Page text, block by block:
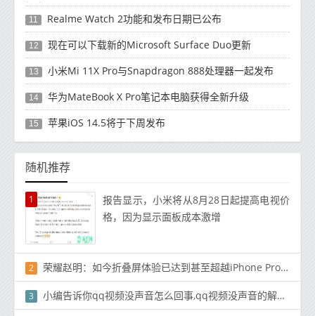
11 Realme Watch 2功能和发布日期已公布
12 现在可以下载新的Microsoft Surface Duo更新
13 小米Mi 11X Pro与Snapdragon 888处理器一起发布
14 华为MateBook X Pro笔记本电脑获得全新升级
15 苹果iOS 14.5将于下周发布
随机推荐
1
报告显示，小米将从8月28日起提高电视价
格，因为显示面板成本激增
2 荣耀赵明：如今折叠屏体验已达到甚至超越iPhone Pro Max
3 小编告诉你qq视频没声音怎么回事,qq视频没声音的解决方法